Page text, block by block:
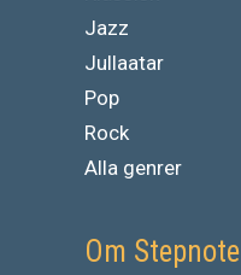
Jazz
Jullaatar
Pop
Rock
Alla genrer
Om Stepnote